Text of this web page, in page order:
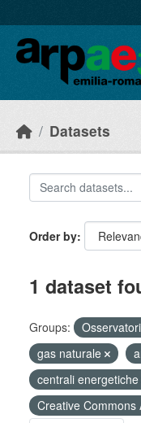
Datasets
Order by
1 dataset
Groups:
gas naturale
centrali energetiche
Creative Commons